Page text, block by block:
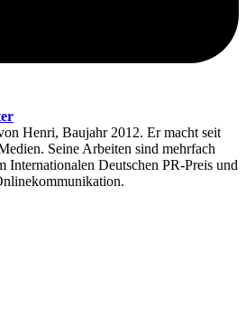
Henri, Baujahr 2012. Er macht seit
Seine Arbeiten sind mehrfach
Internationalen Deutschen PR-Preis und